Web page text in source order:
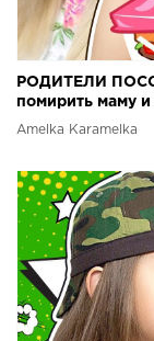
РОДИТЕЛИ
помирить маму
детей!
Amelka Karamelka